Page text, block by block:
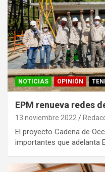
NOTICIAS OPINIÓN
EPM renueva redes
13 noviembre 2022
El proyecto Cadena de
importantes que adelanta